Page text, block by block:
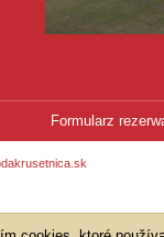
Formularz